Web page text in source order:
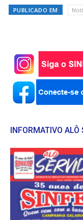
PUBLICADO EM
INFORMATIVO ALÔ